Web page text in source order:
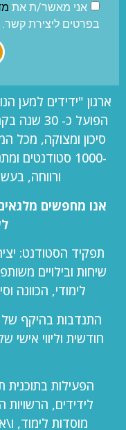
ארגון "ידידים למען
הפועל כ-
סיכון ומצוקה, מכל
-1000
ורווחה,
אנו מחפשים מלגאים
תפקיד הסטודנט:
שיחות ובילויים
לימודי, הכוונה
חודשית וליווי אישי
הפעילות
לידידים, הרשויות
מוסדות לימוד,
אני מאשר/ת את
בפרטים ליצירת קשר.